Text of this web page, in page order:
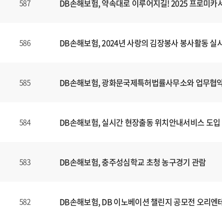
587 DB손해보험, 약속대로 이루어지길! 2025 프로미카
586 DB손해보험, 2024년 사랑의 김장봉사 봉사활동 실
585 DB손해보험, 광화문국제특허법률사무소와 업무협
584 DB손해보험, 실시간 현장출동 위치안내서비스 도입
583 DB손해보험, 충주성심학교 초청 농구경기 관람
582 DB손해보험, DB 이노베이션 챌린지 공모전 오리엔